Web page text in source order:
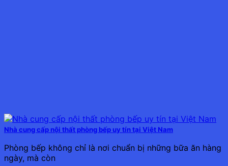
Nhà cung cấp nội thất phòng bếp uy tín tại Việt Nam
Phòng bếp không chỉ là nơi chuẩn bị những bữa ăn hàng
ngày, mà còn